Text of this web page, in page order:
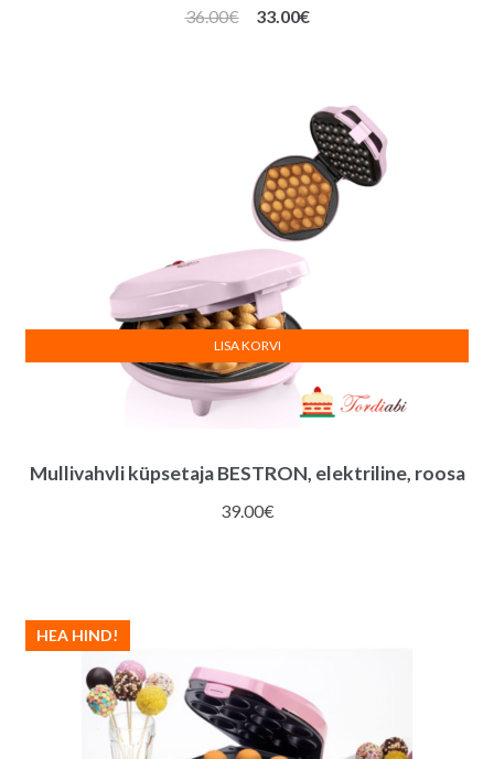
36.00€
Algne
33.00€Praegune
Mullivahvli küpsetaja BESTRON, elektriline, roosa
39.00€
LISA KORVI
HEA HIND!